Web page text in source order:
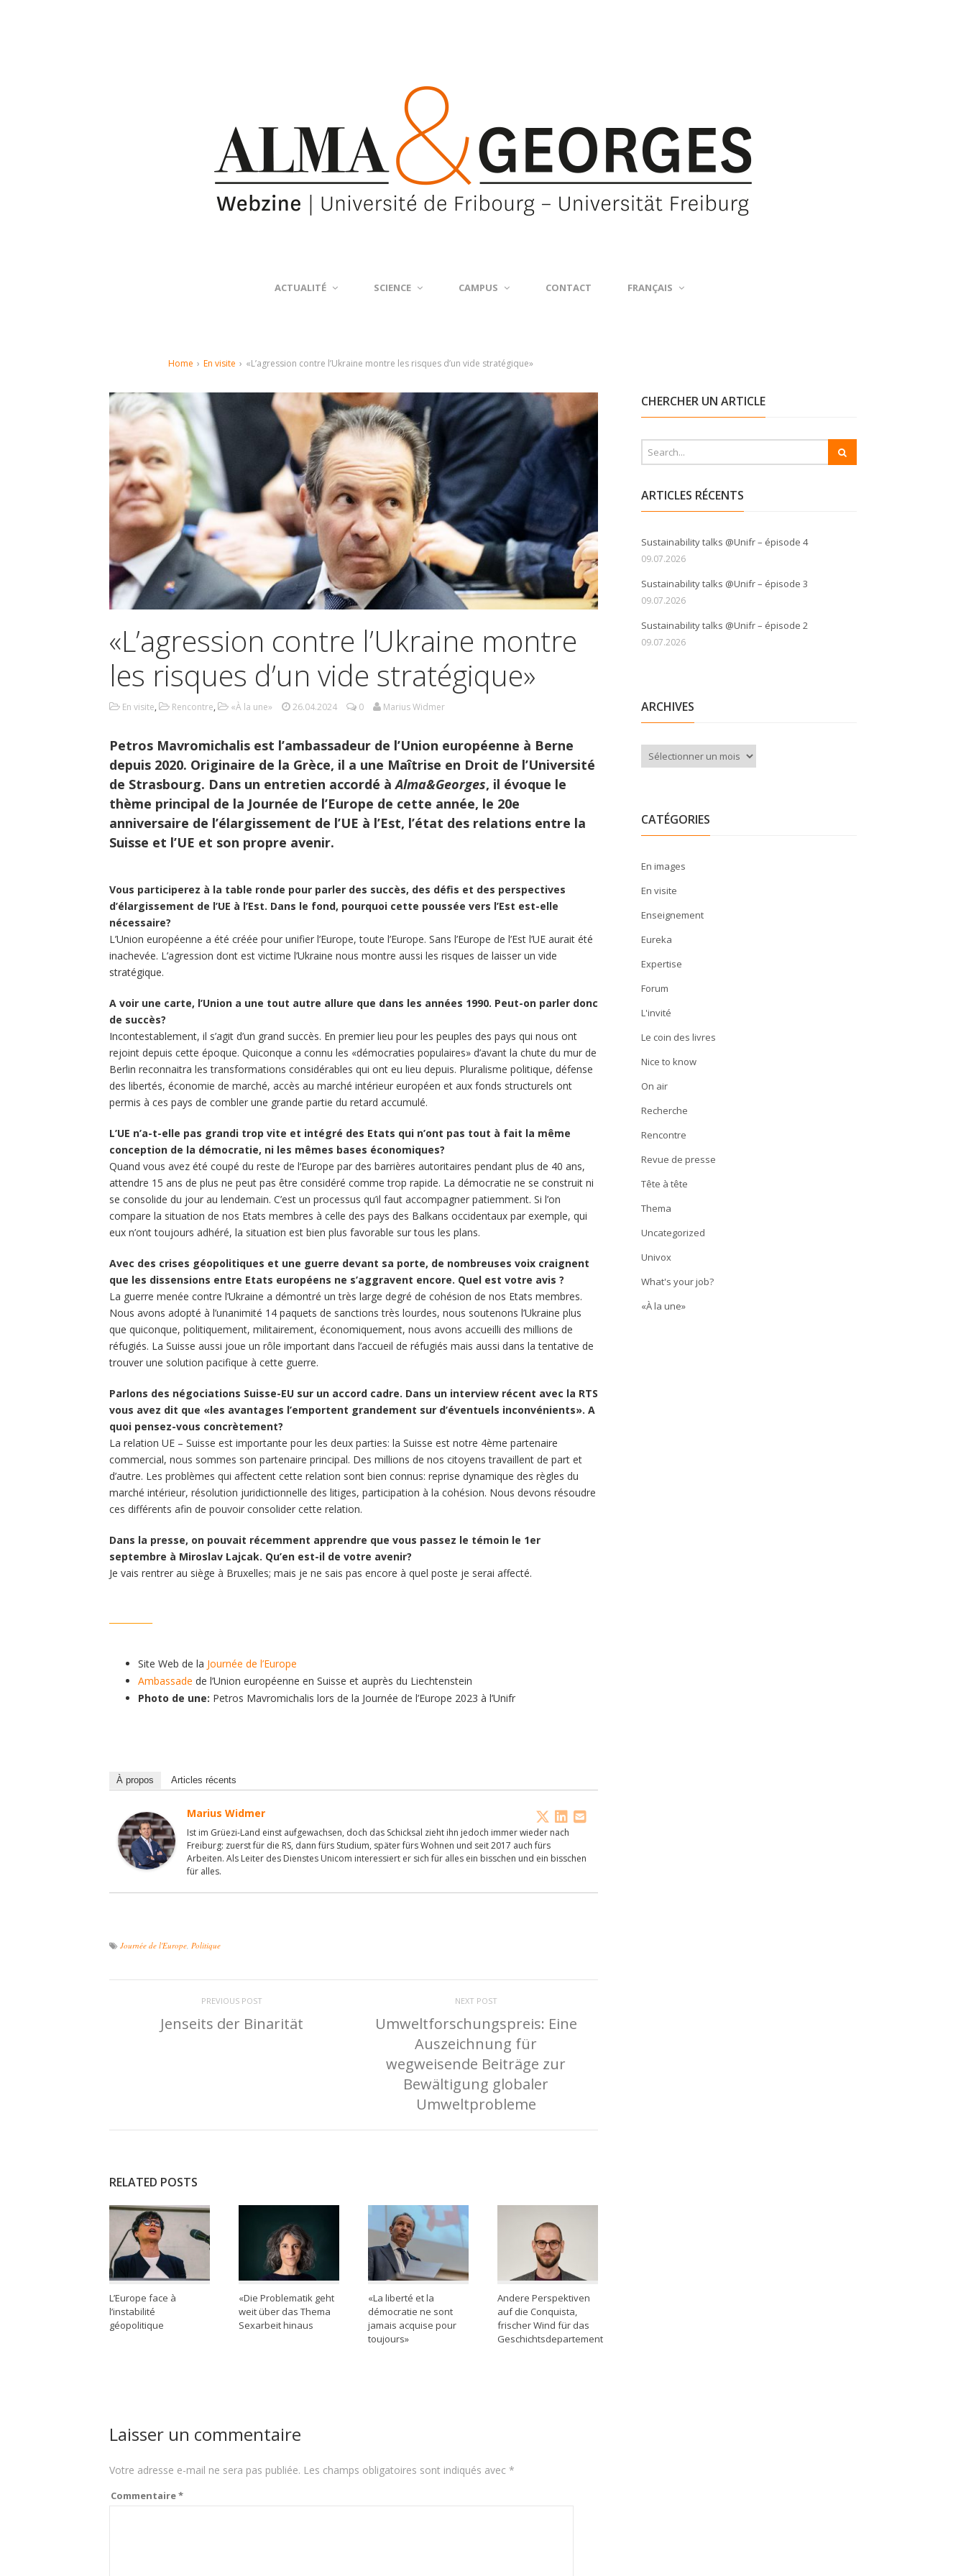
ACTUALITÉ SCIENCE CAMPUS CONTACT FRANÇAIS
Home › En visite › «L’agression contre l’Ukraine montre les risques d’un vide stratégique»
«L’agression contre l’Ukraine montre
les risques d’un vide stratégique»
En visite, Rencontre, «À la une» 26.04.2024 0 Marius Widmer
Petros Mavromichalis est l’ambassadeur de l’Union européenne à Berne
depuis 2020. Originaire de la Grèce, il a une Maîtrise en Droit de l’Université
de Strasbourg. Dans un entretien accordé àAlma&Georges, il évoque le
thème principal de la Journée de l’Europe de cette année, le 20e
anniversaire de l’élargissement de l’UE à l’Est, l’état des relations entre la
Suisse et l’UE et son propre avenir.
Vous participerez à la table ronde pour parler des succès, des défis et des perspectives
d’élargissement de l’UE à l’Est. Dans le fond, pourquoi cette poussée vers l’Est est-elle
nécessaire?
L’Union européenne a été créée pour unifier l’Europe, toute l’Europe. Sans l’Europe de l’Est l’UE aurait été
inachevée. L’agression dont est victime l’Ukraine nous montre aussi les risques de laisser un vide
stratégique.
A voir une carte, l’Union a une tout autre allure que dans les années 1990. Peut-on parler donc
de succès?
Incontestablement, il s’agit d’un grand succès. En premier lieu pour les peuples des pays qui nous ont
rejoint depuis cette époque. Quiconque a connu les «démocraties populaires» d’avant la chute du mur de
Berlin reconnaitra les transformations considérables qui ont eu lieu depuis. Pluralisme politique, défense
des libertés, économie de marché, accès au marché intérieur européen et aux fonds structurels ont
permis à ces pays de combler une grande partie du retard accumulé.
L’UE n’a-t-elle pas grandi trop vite et intégré des Etats qui n’ont pas tout à fait la même
conception de la démocratie, ni les mêmes bases économiques?
Quand vous avez été coupé du reste de l’Europe par des barrières autoritaires pendant plus de 40 ans,
attendre 15 ans de plus ne peut pas être considéré comme trop rapide. La démocratie ne se construit ni
se consolide du jour au lendemain. C’est un processus qu’il faut accompagner patiemment. Si l’on
compare la situation de nos Etats membres à celle des pays des Balkans occidentaux par exemple, qui
eux n’ont toujours adhéré, la situation est bien plus favorable sur tous les plans.
Avec des crises géopolitiques et une guerre devant sa porte, de nombreuses voix craignent
que les dissensions entre Etats européens ne s’aggravent encore. Quel est votre avis ?
La guerre menée contre l’Ukraine a démontré un très large degré de cohésion de nos Etats membres.
Nous avons adopté à l’unanimité 14 paquets de sanctions très lourdes, nous soutenons l’Ukraine plus
que quiconque, politiquement, militairement, économiquement, nous avons accueilli des millions de
réfugiés. La Suisse aussi joue un rôle important dans l’accueil de réfugiés mais aussi dans la tentative de
trouver une solution pacifique à cette guerre.
Parlons des négociations Suisse-EU sur un accord cadre. Dans un interview récent avec la RTS
vous avez dit que «les avantages l’emportent grandement sur d’éventuels inconvénients». A
quoi pensez-vous concrètement?
La relation UE – Suisse est importante pour les deux parties: la Suisse est notre 4ème partenaire
commercial, nous sommes son partenaire principal. Des millions de nos citoyens travaillent de part et
d’autre. Les problèmes qui affectent cette relation sont bien connus: reprise dynamique des règles du
marché intérieur, résolution juridictionnelle des litiges, participation à la cohésion. Nous devons résoudre
ces différents afin de pouvoir consolider cette relation.
Dans la presse, on pouvait récemment apprendre que vous passez le témoin le 1er
septembre à Miroslav Lajcak. Qu’en est-il de votre avenir?
Je vais rentrer au siège à Bruxelles; mais je ne sais pas encore à quel poste je serai affecté.
Site Web de la Journée de l’Europe
Ambassade de l’Union européenne en Suisse et auprès du Liechtenstein
Photo de une: Petros Mavromichalis lors de la Journée de l’Europe 2023 à l’Unifr
À propos Articles récents
Marius Widmer
Ist im Grüezi-Land einst aufgewachsen, doch das Schicksal zieht ihn jedoch immer wieder nach
Freiburg: zuerst für die RS, dann fürs Studium, später fürs Wohnen und seit 2017 auch fürs
Arbeiten. Als Leiter des Dienstes Unicom interessiert er sich für alles ein bisschen und ein bisschen
für alles.
Journée de l'Europe, Politique
PREVIOUS POST
Jenseits der Binarität
NEXT POST
Umweltforschungspreis: Eine
Auszeichnung für
wegweisende Beiträge zur
Bewältigung globaler
Umweltprobleme
RELATED POSTS
L’Europe face à
l’instabilité
géopolitique
«Die Problematik geht
weit über das Thema
Sexarbeit hinaus
«La liberté et la
démocratie ne sont
jamais acquise pour
toujours»
Andere Perspektiven
auf die Conquista,
frischer Wind für das
Geschichtsdepartement
Laisser un commentaire
Votre adresse e-mail ne sera pas publiée. Les champs obligatoires sont indiqués avec *
Commentaire*
CHERCHER UN ARTICLE
ARTICLES RÉCENTS
Sustainability talks @Unifr – épisode 4
09.07.2026
Sustainability talks @Unifr – épisode 3
09.07.2026
Sustainability talks @Unifr – épisode 2
09.07.2026
ARCHIVES
Archives
CATÉGORIES
En images
En visite
Enseignement
Eureka
Expertise
Forum
L'invité
Le coin des livres
Nice to know
On air
Recherche
Rencontre
Revue de presse
Tête à tête
Thema
Uncategorized
Univox
What's your job?
«À la une»